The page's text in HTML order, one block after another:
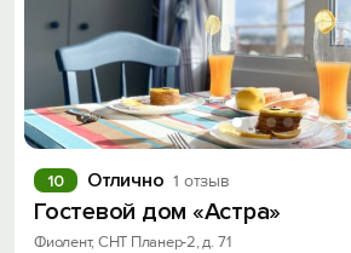
Отлично 1 отзыв
10
Гостевой дом «Астра»
Фиолент, СНТ Планер-2, д. 71